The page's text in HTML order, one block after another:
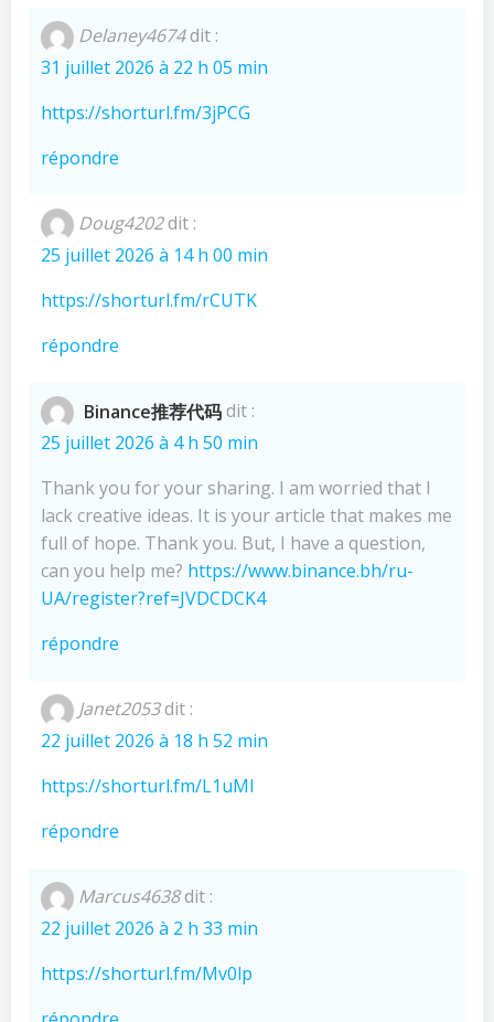
Delaney4674dit :
31 juillet 2026 à 22 h 05 min
https://shorturl.fm/3jPCG
répondre
Doug4202dit :
25 juillet 2026 à 14 h 00 min
https://shorturl.fm/rCUTK
répondre
Binance推荐代码dit :
25 juillet 2026 à 4 h 50 min
Thank you for your sharing. I am worried that I
lack creative ideas. It is your article that makes me
full of hope. Thank you. But, I have a question,
can you help me? https://www.binance.bh/ru-
UA/register?ref=JVDCDCK4
répondre
Janet2053dit :
22 juillet 2026 à 18 h 52 min
https://shorturl.fm/L1uMl
répondre
Marcus4638dit :
22 juillet 2026 à 2 h 33 min
https://shorturl.fm/Mv0lp